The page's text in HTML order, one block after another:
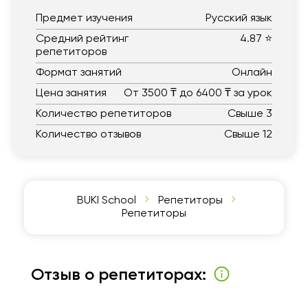
Предмет изучения
Русский язык
Средний рейтинг
репетиторов
4.87 ⭐
Формат занятий
Онлайн
Цена занятия
От 3500 ₸ до 6400 ₸ за урок
Количество репетиторов
Свыше 3
Количество отзывов
Свыше 12
BUKI School
Репетиторы
Репетиторы
Отзыв о репетиторах: